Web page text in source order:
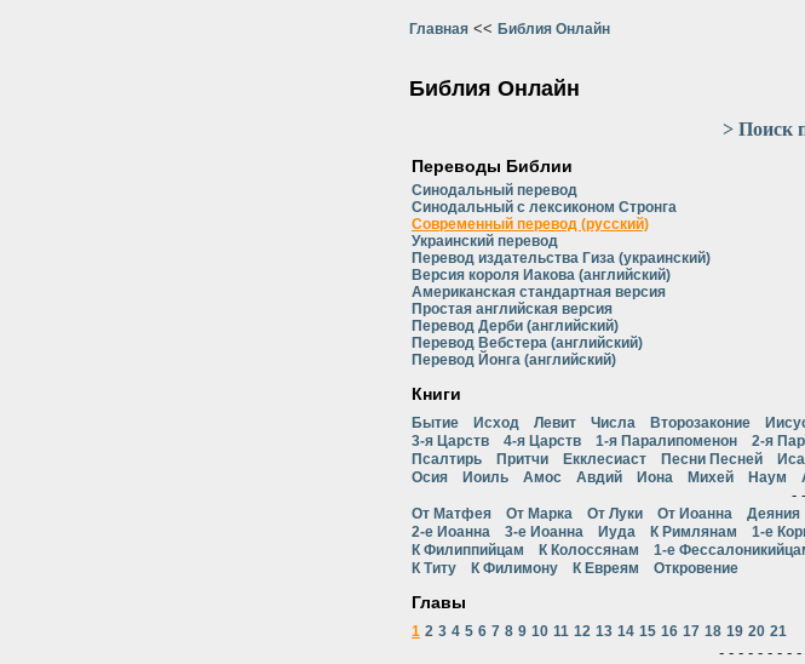
Главная << Библия Онлайн
Библия Онлайн
> Поиск
Переводы Библии
Синодальный перевод
Синодальный с лексиконом Стронга
Современный перевод (русский)
Украинский перевод
Перевод издательства Гиза (украинский)
Версия короля Иакова (английский)
Американская стандартная версия
Простая английская версия
Перевод Дерби (английский)
Перевод Вебстера (английский)
Перевод Йонга (английский)
Книги
Бытие Исход Левит Числа Второзаконие
3-я Царств
4-я Царств 1-я Паралипоменон 2-я
Псалтирь
Притчи Екклесиаст Песни Песней
Осия
Иоиль Амос Авдий Иона Михей Наум
-
От Матфея От Марка От Луки От Иоанна Деяния
2-е Иоанна
3-е Иоанна Иуда К Римлянам 1-е
К Филиппийцам
К Колоссянам 1-е
К Титу
К Филимону К Евреям Откровение
Главы
1 2 3 4 5 6 7 8 9 10 11 12 13 14 15 16 17 18 19 20 21
- - - - - - - -